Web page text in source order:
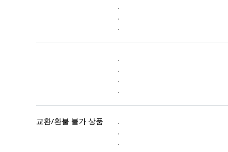
.
.
.
.
.
.
.
교환/환불 불가 상품
.
.
.